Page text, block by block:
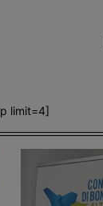
limit=4]